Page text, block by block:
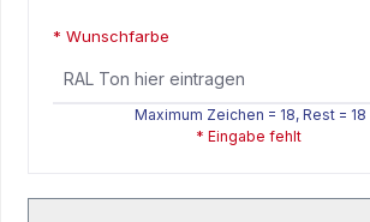
* Wunschfarbe
Maximum Zeichen = 18, Rest = 18
* Eingabe fehlt